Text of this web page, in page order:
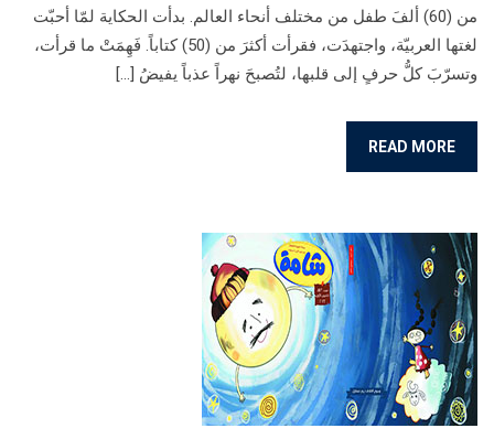
من (60) ألفَ طفل من مختلف أنحاء العالم. بدأت الحكاية لمّا أحبّت
لغتها العربيّة، واجتهدَت، فقرأت أكثرَ من (50) كتاباً. فَهِمَتْ ما قرأت،
وتسرّبَ كلُّ حرفٍ إلى قلبها، لتُصبحَ نهراً عذباً يفيضُ […]
READ MORE